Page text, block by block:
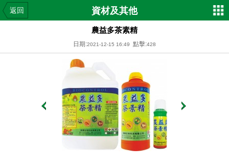
返回 資材及其他
農益多茶素精
日期:2021-12-15 16:49 點擊:428